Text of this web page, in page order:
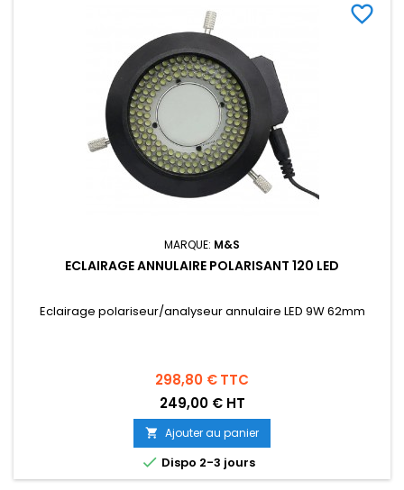
favorite_border
MARQUE: M&S
ECLAIRAGE ANNULAIRE POLARISANT 120 LED
Eclairage polariseur/analyseur annulaire LED 9W 62mm
Prix
298,80 €TTC
249,00 € HT
 Ajouter au panier
 Dispo 2-3 jours